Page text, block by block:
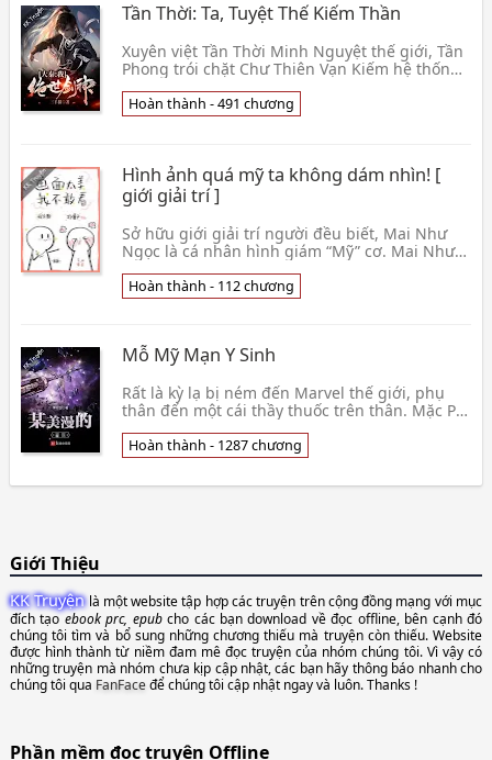
Tần Thời: Ta, Tuyệt Thế Kiếm Thần
Xuyên việt Tần Thời Minh Nguyệt thế giới, Tần
Phong trói chặt Chư Thiên Vạn Kiếm hệ thống,
có th👦 Tam Dương Miêu
Hoàn thành - 491 chương
Hình ảnh quá mỹ ta không dám nhìn! [
giới giải trí ]
Sở hữu giới giải trí người đều biết, Mai Như
Ngọc là cá nhân hình giám “Mỹ” cơ. Mai Như
đập gia 👦 Đả Cương Thi
Hoàn thành - 112 chương
Mỗ Mỹ Mạn Y Sinh
Rất là kỳ lạ bị ném đến Marvel thế giới, phụ
thân đến một cái thầy thuốc trên thân. Mặc Phi
m👦 Lý Hành Không
Hoàn thành - 1287 chương
Giới Thiệu
KK Truyệnlà một website tập hợp các truyện trên cộng đồng mạng với mục
đích tạoebook prc, epubcho các bạn download về đọc offline, bên cạnh đó
chúng tôi tìm và bổ sung những chương thiếu mà truyện còn thiếu. Website
được hình thành từ niềm đam mê đọc truyện của nhóm chúng tôi. Vì vậy có
những truyện mà nhóm chưa kịp cập nhật, các bạn hãy thông báo nhanh cho
chúng tôi qua FanFaceđể chúng tôi cập nhật ngay và luôn. Thanks !
Phần mềm đọc truyện Offline